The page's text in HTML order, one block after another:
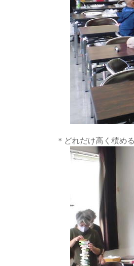
＊どれだけ高く積め